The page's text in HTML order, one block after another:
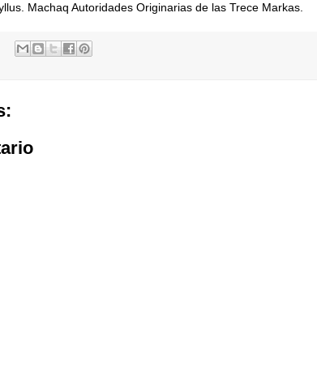
Machaq Autoridades Originarias de las Trece Markas.